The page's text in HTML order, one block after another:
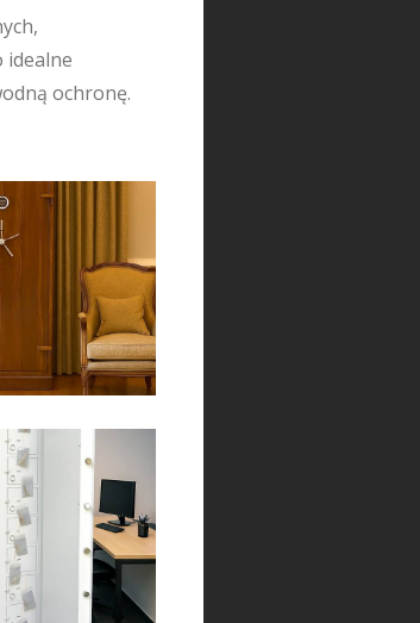
idealne
ochronę.